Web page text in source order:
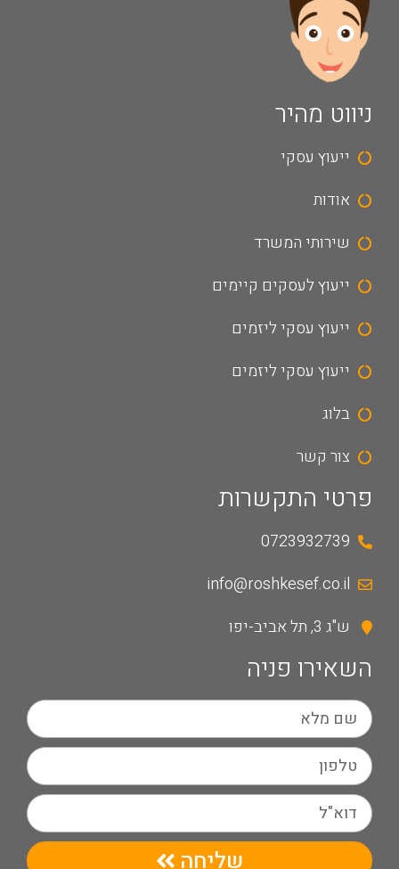
ניווט מהיר
ייעוץ עסקי
אודות
שירותי המשרד
ייעוץ לעסקים קיימים
ייעוץ עסקי ליזמים
ייעוץ עסקי ליזמים
בלוג
צור קשר
פרטי התקשרות
0723932739
info@roshkesef.co.il
ש"ג 3, תל אביב-יפו
השאירו פניה
שליחה